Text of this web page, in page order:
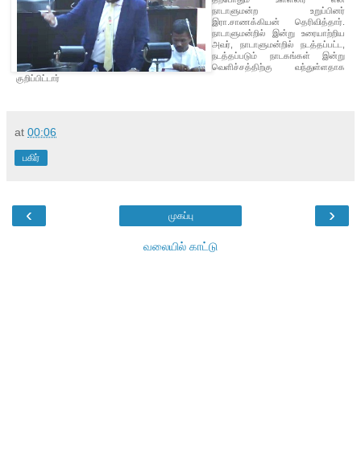
நாடாளுமன்ற உறுப்பினர்
இரா.சாணக்கியன் தெரிவித்தார்.
நாடாளுமன்றில் இன்று உரையாற்றிய
அவர், நாடாளுமன்றில் நடத்தப்பட்ட,
நடத்தப்படும் நாடகங்கள் இன்று
வெளிச்சத்திற்கு வந்துள்ளதாக
குறிப்பிட்டார்
at 00:06
பகிர்
‹ ›
முகப்பு
வலையில் காட்டு